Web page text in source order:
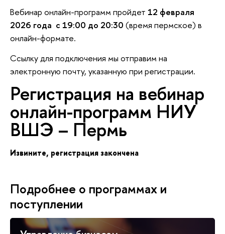
ебинар онлайн-программ пройдет 12 февраля
2026 года с 19:00 до 20:30 (время пермское)
онлайн-формате.
Ссылку для подключения мы отправим на
электронную почту, указанную при регистрации.
Регистрация на вебинар
онлайн-программ НИУ
ШЭ – Пермь
Извините, регистрация закончена
Подробнее о программах и
поступлении